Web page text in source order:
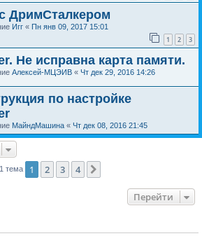
ДримСталкером
Игг « Пн янв 09, 2017 15:01
1 2 3
Не исправна карта памяти.
Алексей-МЦЭИВ « Чт дек 29, 2016 14:26
по настройке
МайндМашина « Чт дек 08, 2016 21:45
тема 1 2 3 4
Перейти